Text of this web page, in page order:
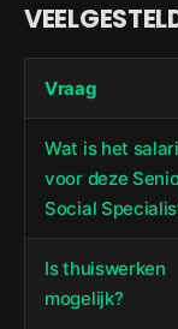
Vraag
Wat is het
voor deze
Social
Is thuiswerken
mogelijk?